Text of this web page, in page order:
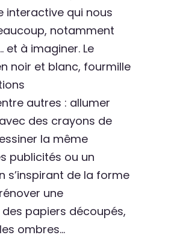
interactive qui nous
notamment
et à imaginer. Le
noir et blanc, fourmille
autres : allumer
des crayons de
la même
publicités ou un
s’inspirant de la forme
une
papiers découpés,
ombres…